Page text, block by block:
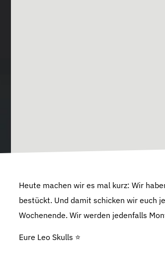
Heute machen wir es mal kurz: Wir
bestückt. Und damit schicken wir euch
Wochenende. Wir werden jedenfalls
Eure Leo Skulls ⭐️